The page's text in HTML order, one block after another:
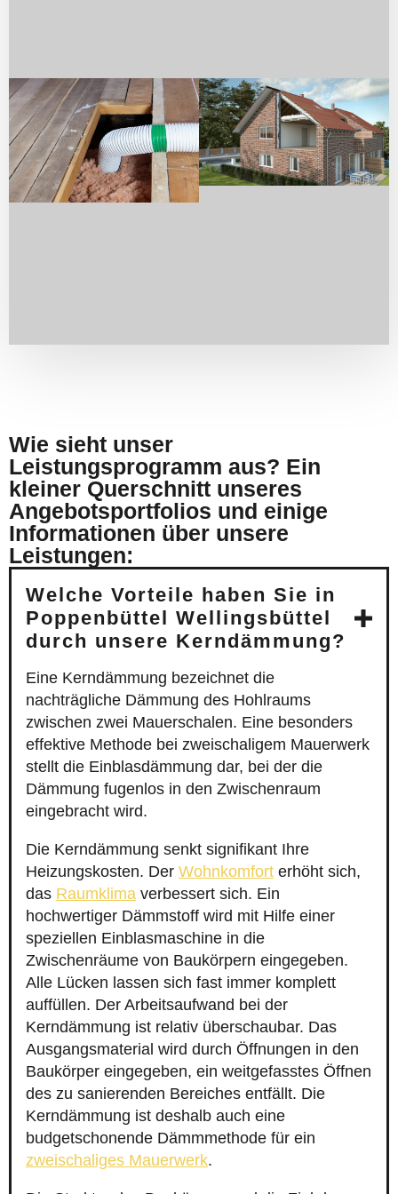
Wie sieht unser
Leistungsprogramm aus? Ein
kleiner Querschnitt unseres
Angebotsportfolios und einige
Informationen über unsere
Leistungen:
Welche Vorteile haben Sie in
Poppenbüttel Wellingsbüttel
durch unsere Kerndämmung?
Eine Kerndämmung bezeichnet die
nachträgliche Dämmung des Hohlraums
zwischen zwei Mauerschalen. Eine besonders
effektive Methode bei zweischaligem Mauerwerk
stellt die Einblasdämmung dar, bei der die
Dämmung fugenlos in den Zwischenraum
eingebracht wird.
Die Kerndämmung senkt signifikant Ihre
Heizungskosten. Der Wohnkomfort erhöht sich,
das Raumklima verbessert sich. Ein
hochwertiger Dämmstoff wird mit Hilfe einer
speziellen Einblasmaschine in die
Zwischenräume von Baukörpern eingegeben.
Alle Lücken lassen sich fast immer komplett
auffüllen. Der Arbeitsaufwand bei der
Kerndämmung ist relativ überschaubar. Das
Ausgangsmaterial wird durch Öffnungen in den
Baukörper eingegeben, ein weitgefasstes Öffnen
des zu sanierenden Bereiches entfällt. Die
Kerndämmung ist deshalb auch eine
budgetschonende Dämmmethode für ein
zweischaliges Mauerwerk.